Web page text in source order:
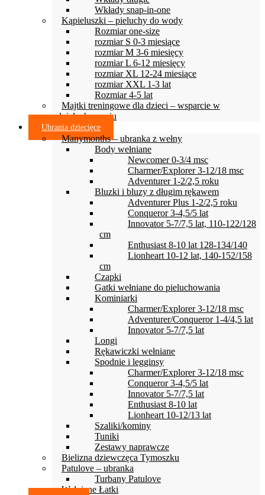
Wkłady snap-in-one
Kąpieluszki – pieluchy do wody
Rozmiar one-size
rozmiar S 0-3 miesiące
rozmiar M 3-6 miesięcy
rozmiar L 6-12 miesięcy
rozmiar XL 12-24 miesiące
rozmiar XXL 1-3 lat
Rozmiar 4-5 lat
Majtki treningowe dla dzieci – wsparcie w
odpieluchowaniu
Ubrania dziecięce
Manymonths – ubranka z wełny
Body wełniane
Newcomer 0-3/4 msc
Charmer/Explorer 3-12/18 msc
Adventurer 1-2/2,5 roku
Bluzki i bluzy z długim rękawem
Adventurer Plus 1-2/2,5 roku
Conqueror 3-4,5/5 lat
Innovator 5-7/7,5 lat, 110-122/128
cm
Enthusiast 8-10 lat 128-134/140
Lionheart 10-12 lat, 140-152/158
cm
Czapki
Gatki wełniane do pieluchowania
Kominiarki
Charmer/Explorer 3-12/18 msc
Adventurer/Conqueror 1-4/4,5 lat
Innovator 5-7/7,5 lat
Longi
Rękawiczki wełniane
Spodnie i legginsy
Charmer/Explorer 3-12/18 msc
Conqueror 3-4,5/5 lat
Innovator 5-7/7,5 lat
Enthusiast 8-10 lat
Lionheart 10-12/13 lat
Szaliki/kominy
Tuniki
Zestawy naprawcze
Bielizna dziewczęca Tymoszku
Patulove – ubranka
Turbany Patulove
Wełniane Łatki